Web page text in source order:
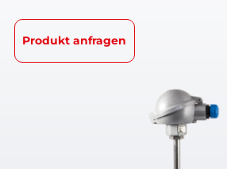
Produkt anfragen